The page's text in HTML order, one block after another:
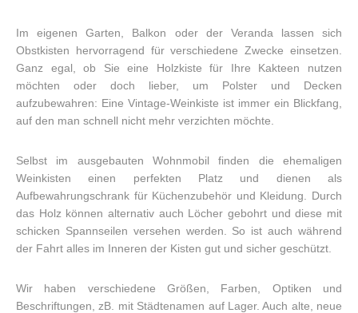
Im eigenen Garten, Balkon oder der Veranda lassen sich
Obstkisten hervorragend für verschiedene Zwecke einsetzen.
Ganz egal, ob Sie eine Holzkiste für Ihre Kakteen nutzen
möchten oder doch lieber, um Polster und Decken
aufzubewahren: Eine Vintage-Weinkiste ist immer ein Blickfang,
auf den man schnell nicht mehr verzichten möchte.
Selbst im ausgebauten Wohnmobil finden die ehemaligen
Weinkisten einen perfekten Platz und dienen als
Aufbewahrungschrank für Küchenzubehör und Kleidung. Durch
das Holz können alternativ auch Löcher gebohrt und diese mit
schicken Spannseilen versehen werden. So ist auch während
der Fahrt alles im Inneren der Kisten gut und sicher geschützt.
Wir haben verschiedene Größen, Farben, Optiken und
Beschriftungen, zB. mit Städtenamen auf Lager. Auch alte, neue